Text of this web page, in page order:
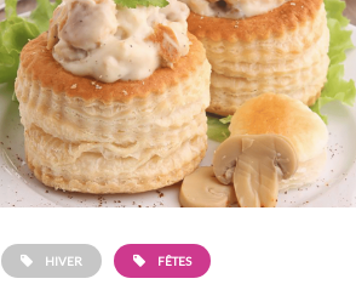
HIVER FÊTES